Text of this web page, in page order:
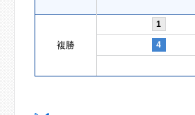
複勝
1
4